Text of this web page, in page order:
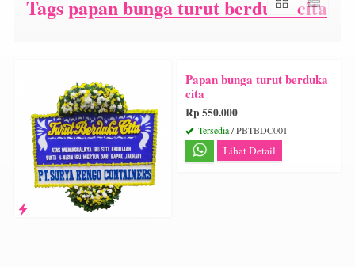
Tagspapan bunga turut berduka cita
Papan bunga turut berduka
cita
Rp 550.000
Tersedia/ PBTBDC001
Lihat Detail